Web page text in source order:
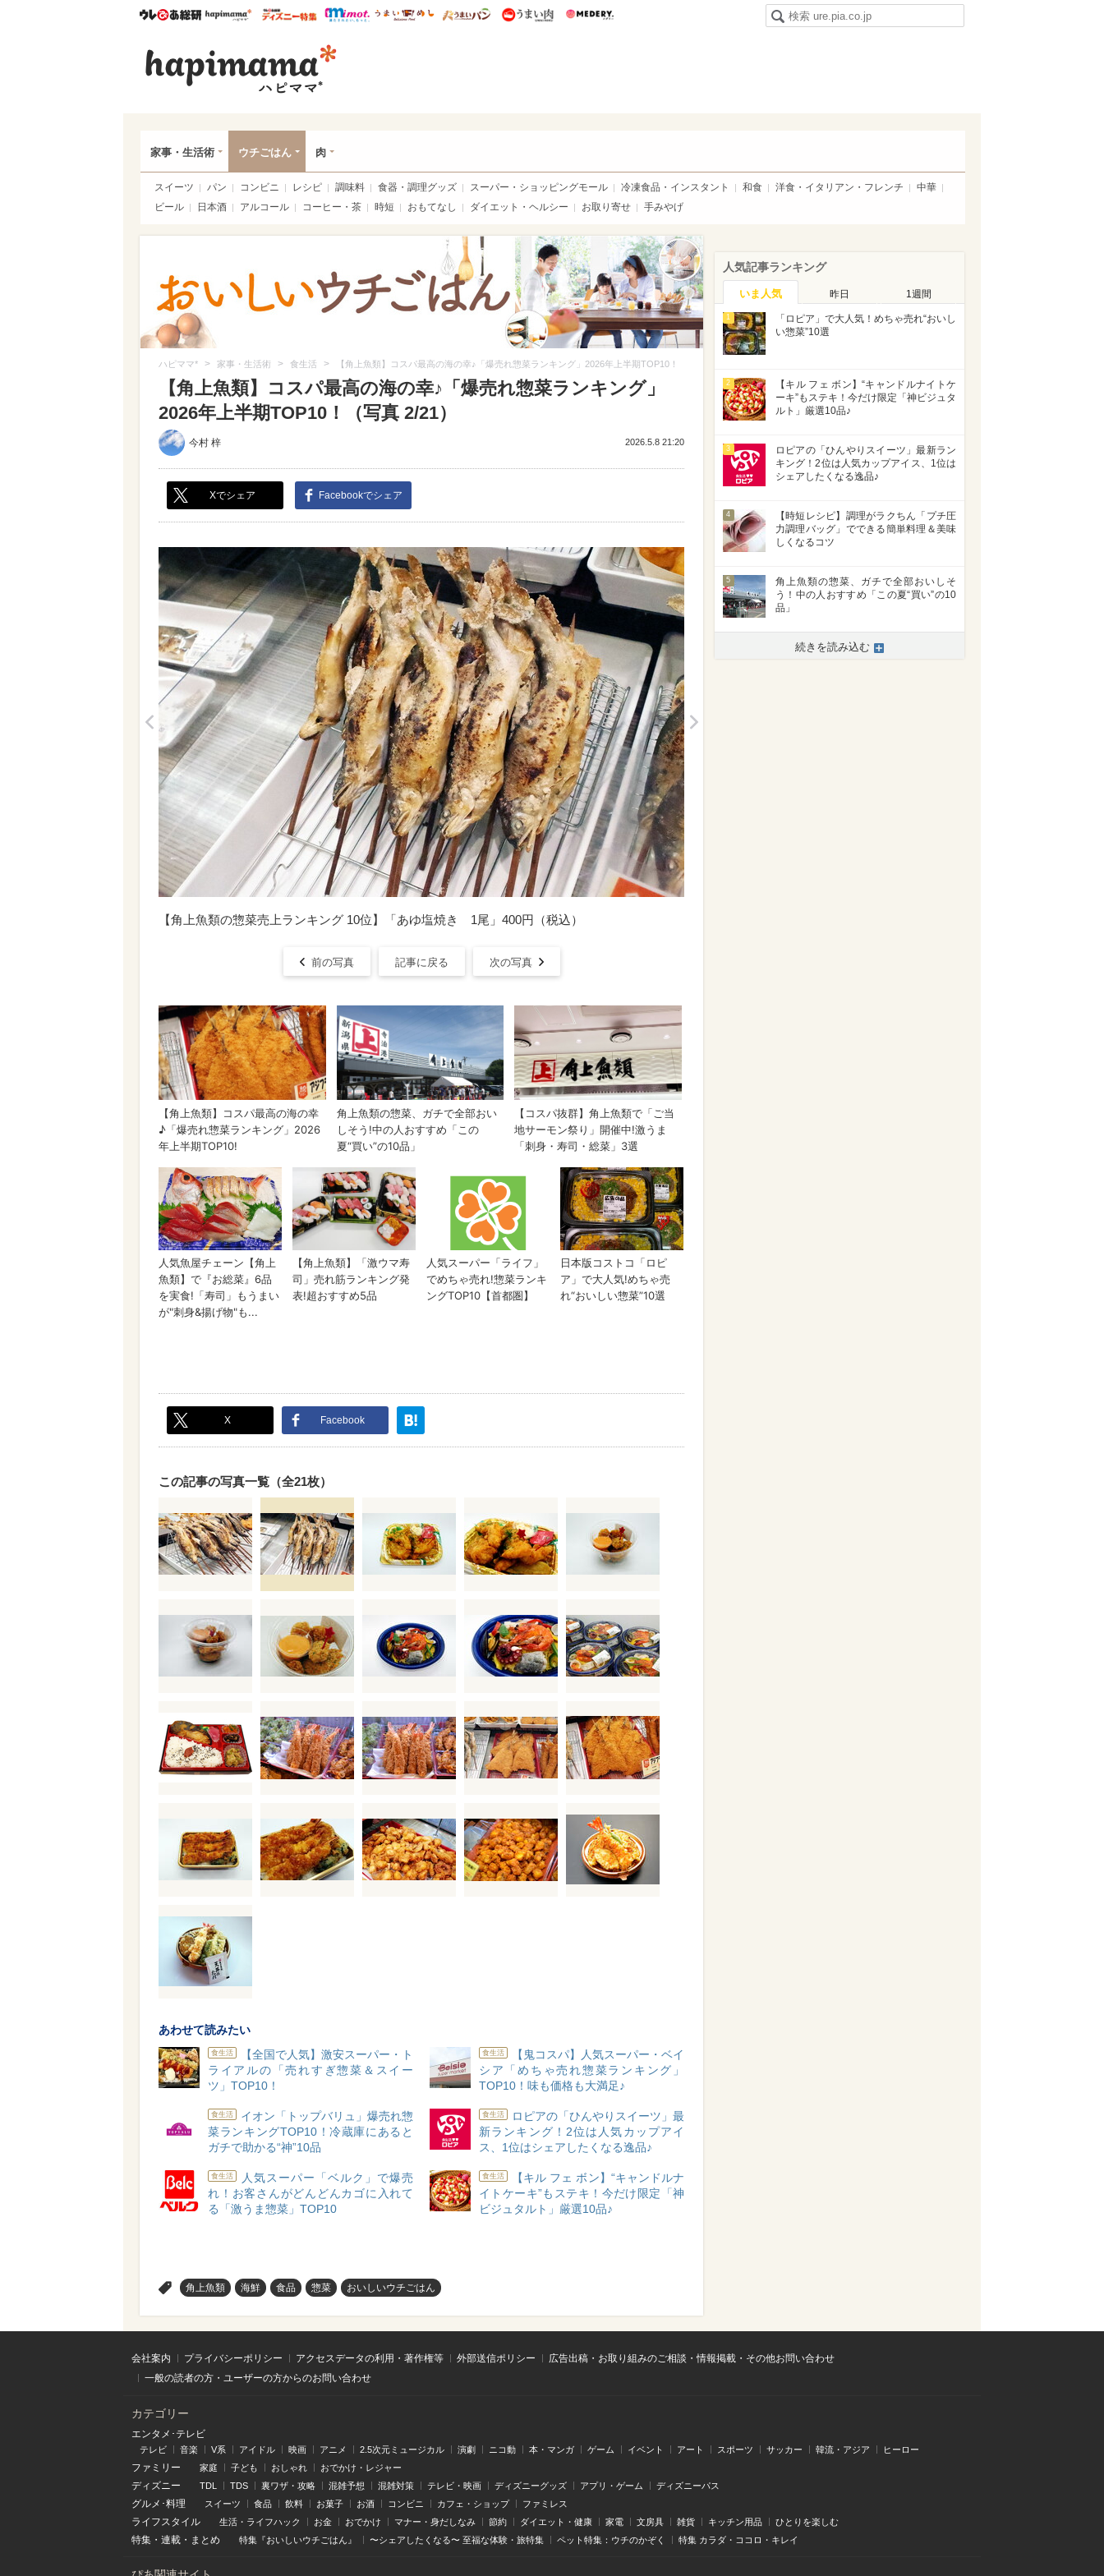
ウレぴあ総研ハピママ* ウレぴあ総研 ディズニー特集
mimot. うまいめし うまいパン うまい肉
家事・生活術 ウチごはん 肉
スイーツ パン コンビニ レシピ 調味料 食器・調理グッズ スーパー・ショッピングモール 冷凍食品・インスタント 和食 洋食・イタリアン・フレンチ
中華
ビール
日本酒 アルコール コーヒー・茶 時短 おもてなし ダイエット・ヘルシー お取り寄せ 手みやげ
ハピママ* > 家事・生活術 > 食生活 > 【角上魚類】コスパ最高の海の幸♪「爆売れ惣菜ランキング」2026年上半期TOP10！
【角上魚類】コスパ最高の海の幸♪「爆売れ惣菜ランキング」
2026年上半期TOP10！（写真 2/21）
今村 梓 2026.5.8 21:20
Xでシェア Facebookでシェア
【角上魚類の惣菜売上ランキング 10位】「あゆ塩焼き 1尾」400円（税込）
前の写真 記事に戻る 次の写真
X Facebook
この記事の写真一覧（全21枚）
あわせて読みたい
食生活
【全国で人気】激安スーパー・ト
ライアルの「売れすぎ惣菜＆スイー
ツ」TOP10！
食生活
【鬼コスパ】人気スーパー・ベイ
シア「めちゃ売れ惣菜ランキング」
TOP10！味も価格も大満足♪
食生活
イオン「トップバリュ」爆売れ惣
菜ランキングTOP10！冷蔵庫にあると
ガチで助かる“神”10品
食生活
ロピアの「ひんやりスイーツ」最
新ランキング！2位は人気カップアイ
ス、1位はシェアしたくなる逸品♪
食生活
人気スーパー「ベルク」で爆売
れ！お客さんがどんどんカゴに入れて
る「激うま惣菜」TOP10
食生活
【キル フェ ボン】“キャンドルナ
イトケーキ”もステキ！今だけ限定「神
ビジュタルト」厳選10品♪
角上魚類 海鮮 食品 惣菜 おいしいウチごはん
人気記事ランキング
いま人気 昨日 1週間
1
「ロピア」で大人気！めちゃ売れ“おいし
い惣菜”10選
2
【キル フェ ボン】“キャンドルナイトケ
ーキ”もステキ！今だけ限定「神ビジュタ
ルト」厳選10品♪
3
ロピアの「ひんやりスイーツ」最新ラン
キング！2位は人気カップアイス、1位は
シェアしたくなる逸品♪
4
【時短レシピ】調理がラクちん「プチ圧
力調理バッグ」でできる簡単料理＆美味
しくなるコツ
5
角上魚類の惣菜、ガチで全部おいしそ
う！中の人おすすめ「この夏“買い”の10
品」
続きを読み込む
会社案内 プライバシーポリシー アクセスデータの利用・著作権等 外部送信ポリシー
広告出稿・お取り組みのご相談・情報掲載・その他お問い合わせ
一般の読者の方・ユーザーの方からのお問い合わせ
カテゴリー
エンタメ･テレビ
テレビ 音楽 V系 アイドル 映画 アニメ 2.5次元ミュージカル 演劇 ニコ動 本・マンガ ゲーム イベント アート スポーツ サッカー 韓流・アジア ヒーロー
ファミリー 家庭 子ども おしゃれ おでかけ・レジャー
ディズニー TDL TDS 裏ワザ・攻略 混雑予想 混雑対策 テレビ・映画 ディズニーグッズ アプリ・ゲーム ディズニーパス
グルメ･料理 スイーツ 食品 飲料 お菓子 お酒 コンビニ カフェ・ショップ ファミレス
ライフスタイル 生活・ライフハック お金 おでかけ マナー・身だしなみ 節約 ダイエット・健康 家電 文房具 雑貨 キッチン用品 ひとりを楽しむ
特集 ・ 連載 ・ まとめ 特集『おいしいウチごはん』 〜シェアしたくなる〜 至福な体験・旅特集 ペット特集：ウチのかぞく 特集 カラダ・ココロ・キレイ